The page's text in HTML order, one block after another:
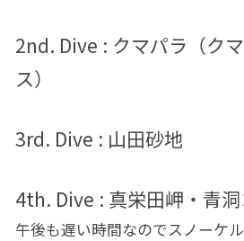
2nd. Dive : クマパラ（ク
ス）
3rd. Dive : 山田砂地
4th. Dive : 真栄田岬・青洞
午後も遅い時間なのでスノーケ